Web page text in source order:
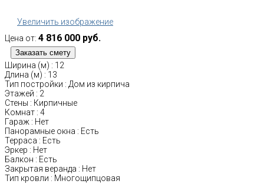
Увеличить изображение
Цена от: 4 816 000 руб.
Ширина (м) : 12
Длина (м) : 13
Тип постройки : Дом из кирпича
Этажей : 2
Стены : Кирпичные
Комнат : 4
Гараж : Нет
Панорамные окна : Есть
Терраса : Есть
Эркер : Нет
Балкон : Есть
Закрытая веранда : Нет
Тип кровли : Многощипцовая